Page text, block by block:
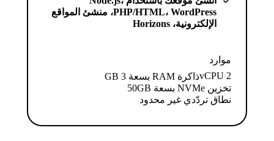
PHP/HTML، WordPress، منشئ المواقع
الإلكترونية، Horizons
موارد
2 vCPU
ذاكرة RAM بسعة 3 GB
تخزين NVMe بسعة 50GB
نطاق تردّدي غير محدود